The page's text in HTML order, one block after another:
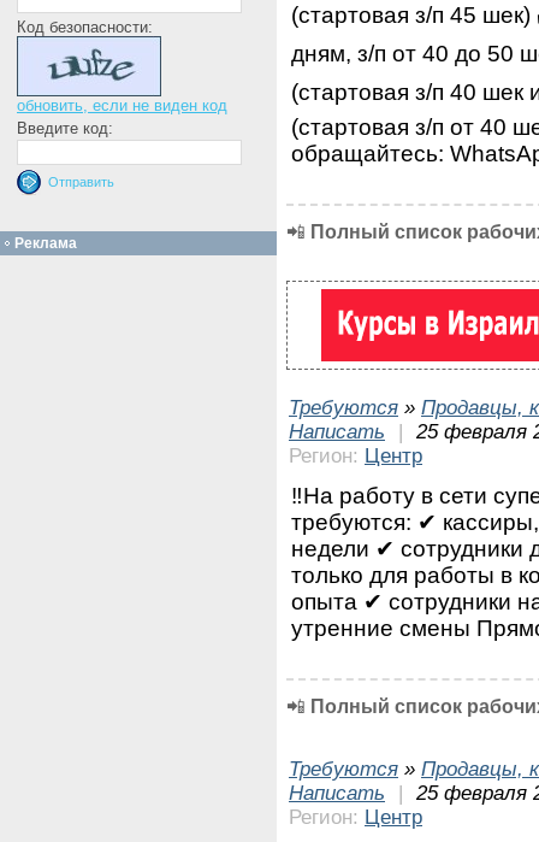
(стартовая з/п 45
дням, з/п от 40 до 50
(стартовая з/п 40
(стартовая з/п от 40
обращайтесь:
📲 Полный список
Требуются » Продавцы,
Написать
|
25 февраля
Регион: Центр
‼На работу в сети
требуются: ✔
недели ✔ сотрудники
только для работы в
опыта ✔ сотрудники
утренние смены
📲 Полный список
Требуются » Продавцы,
Написать
|
25 февраля
Регион: Центр
Код безопасности:
обновить, если не виден код
Введите код:
Реклама